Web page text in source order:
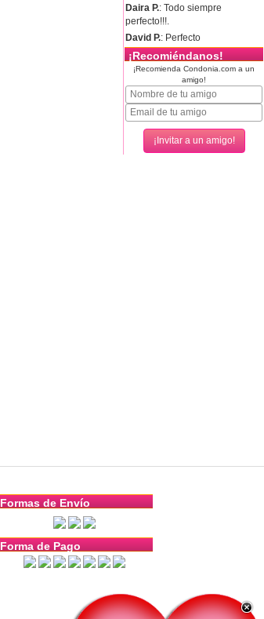
Daira P.: Todo siempre
perfecto!!!.
David P.: Perfecto
¡Recomiéndanos!
¡Recomienda Condonia.com a un
amigo!
Formas de Envío
Forma de Pago